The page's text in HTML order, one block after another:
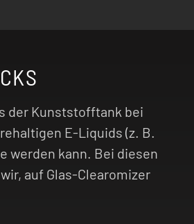
der Kunststofftank bei
E-Liquids (z. B.
werden kann. Bei diesen
auf Glas-Clearomizer